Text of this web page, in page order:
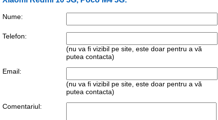
Nume:
Telefon:
(nu va fi vizibil pe site, este doar pentru a vă
putea contacta)
Email:
(nu va fi vizibil pe site, este doar pentru a vă
putea contacta)
Comentariul: